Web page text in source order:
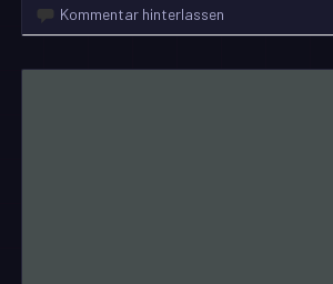
Kommentar hinterlassen